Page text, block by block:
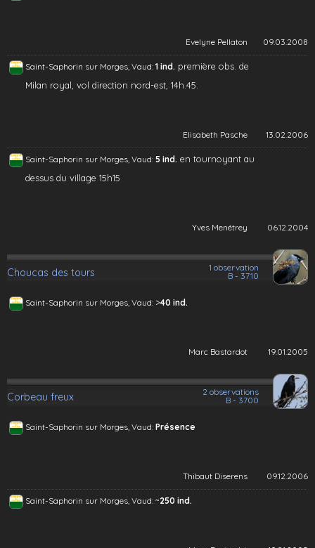
Evelyne Pellaton 09.03.2008
Saint-Saphorin sur Morges, Vaud: 1 ind. première obs. de
Milan royal, vol direction nord-est, 14h.45.
Elisabeth Pasche 13.02.2006
Saint-Saphorin sur Morges, Vaud: 5 ind. en tournoyant au
dessus du village 15h15
Yves Menétrey 06.12.2004
Choucas des tours
1 observation
B - 3710
Saint-Saphorin sur Morges, Vaud: >40 ind.
Marc Bastardot 19.01.2005
Corbeau freux
2 observations
B - 3700
Saint-Saphorin sur Morges, Vaud: Présence
Thibaut Diserens 09.12.2006
Saint-Saphorin sur Morges, Vaud: ~250 ind.